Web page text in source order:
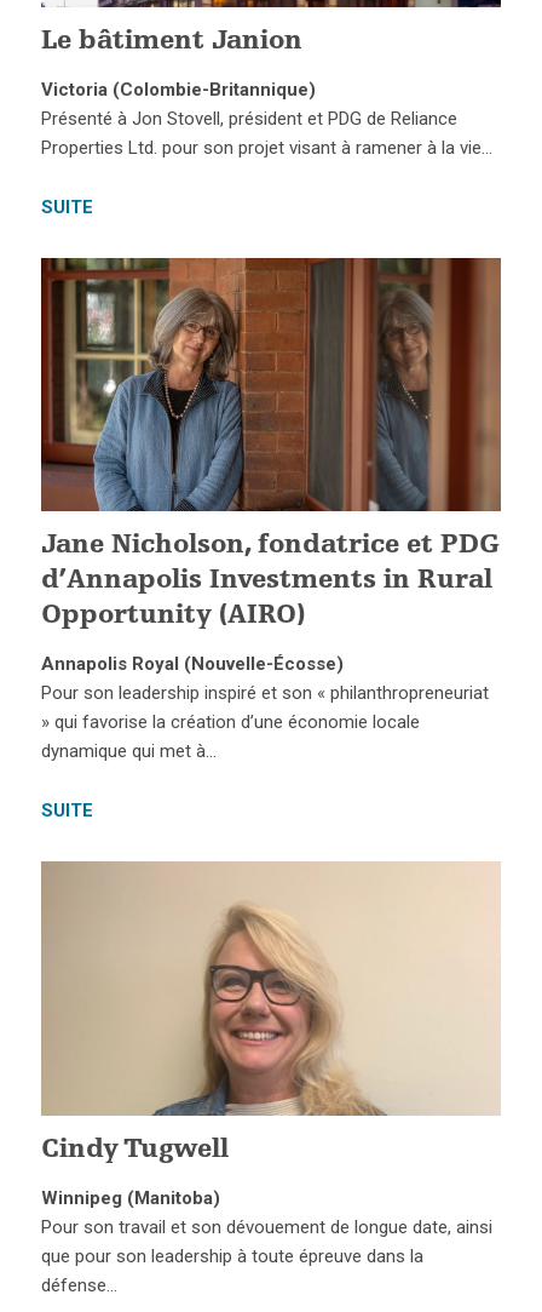
Le bâtiment Janion
Victoria (Colombie-Britannique)
Présenté à Jon Stovell, président et PDG de Reliance
Properties Ltd. pour son projet visant à ramener à la vie…
SUITE
Jane Nicholson, fondatrice et PDG
d’Annapolis Investments in Rural
Opportunity (AIRO)
Annapolis Royal (Nouvelle-Écosse)
Pour son leadership inspiré et son « philanthropreneuriat
» qui favorise la création d’une économie locale
dynamique qui met à…
SUITE
Cindy Tugwell
Winnipeg (Manitoba)
Pour son travail et son dévouement de longue date, ainsi
que pour son leadership à toute épreuve dans la
défense…